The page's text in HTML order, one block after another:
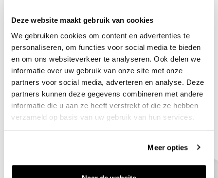
Deze website maakt gebruik van cookies
We gebruiken cookies om content en advertenties te
personaliseren, om functies voor social media te bieden
en om ons websiteverkeer te analyseren. Ook delen we
informatie over uw gebruik van onze site met onze
partners voor social media, adverteren en analyse. Deze
partners kunnen deze gegevens combineren met andere
informatie die u aan ze heeft verstrekt of die ze hebben
verzameld op basis van uw gebruik van hun services.
Meer opties
Need help?We're glad to help
info@bruut.nl Live chat Whatsapp
About this product
Shipment and returns
Related products